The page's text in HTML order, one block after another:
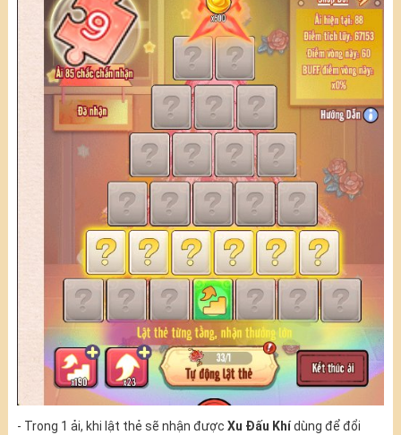
- Trong 1 ải, khi lật thẻ sẽ nhận được Xu Đấu Khídùng để đổi